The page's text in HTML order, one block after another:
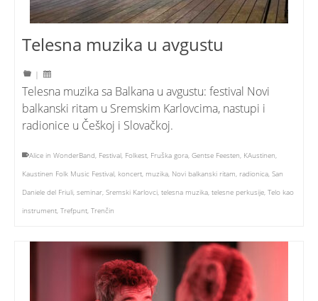
Telesna muzika u avgustu
|
Telesna muzika sa Balkana u avgustu: festival Novi
balkanski ritam u Sremskim Karlovcima, nastupi i
radionice u Češkoj i Slovačkoj.
Alice in WonderBand, Festival, Folkest, Fruška gora, Gentse Feesten, KAustinen,
Kaustinen Folk Music Festival, koncert, muzika, Novi balkanski ritam, radionica, San
Daniele del Friuli, seminar, Sremski Karlovci, telesna muzika, telesne perkusije, Telo kao
instrument, Trefpunt, Trenčin